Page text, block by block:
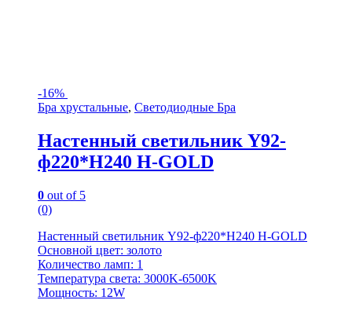
-16%
Бра хрустальные, Светодиодные Бра
Настенный светильник Y92-
ф220*H240 H-GOLD
0 out of 5
(0)
Настенный светильник Y92-ф220*H240 H-GOLD
Основной цвет: золото
Количество ламп: 1
Температура света: 3000K-6500K
Мощность: 12W